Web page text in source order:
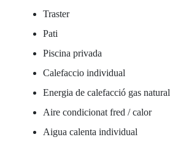
Traster
Pati
Piscina privada
Calefaccio individual
Energia de calefacció gas natural
Aire condicionat fred / calor
Aigua calenta individual